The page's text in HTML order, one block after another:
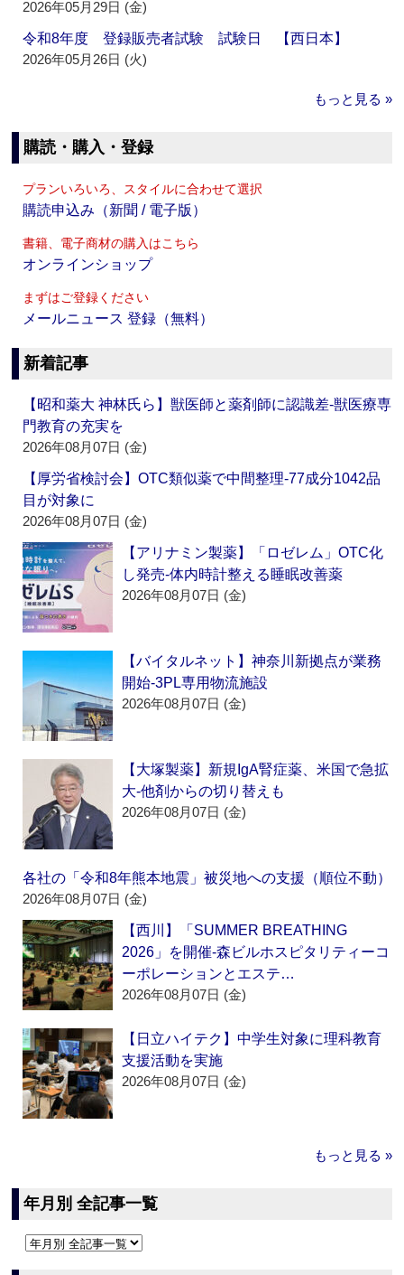
2026年05月29日 (金)
令和8年度 登録販売者試験 試験日 【西日本】
2026年05月26日 (火)
もっと見る »
購読・購入・登録
プランいろいろ、スタイルに合わせて選択
購読申込み（新聞 / 電子版）
書籍、電子商材の購入はこちら
オンラインショップ
まずはご登録ください
メールニュース 登録（無料）
新着記事
【昭和薬大 神林氏ら】獣医師と薬剤師に認識差‐獣医療専
門教育の充実を
2026年08月07日 (金)
【厚労省検討会】OTC類似薬で中間整理‐77成分1042品
目が対象に
2026年08月07日 (金)
【アリナミン製薬】「ロゼレム」OTC化
し発売‐体内時計整える睡眠改善薬
2026年08月07日 (金)
【バイタルネット】神奈川新拠点が業務
開始‐3PL専用物流施設
2026年08月07日 (金)
【大塚製薬】新規IgA腎症薬、米国で急拡
大‐他剤からの切り替えも
2026年08月07日 (金)
各社の「令和8年熊本地震」被災地への支援（順位不動）
2026年08月07日 (金)
【西川】「SUMMER BREATHING
2026」を開催‐森ビルホスピタリティーコ
ーポレーションとエステ…
2026年08月07日 (金)
【日立ハイテク】中学生対象に理科教育
支援活動を実施
2026年08月07日 (金)
もっと見る »
年月別 全記事一覧